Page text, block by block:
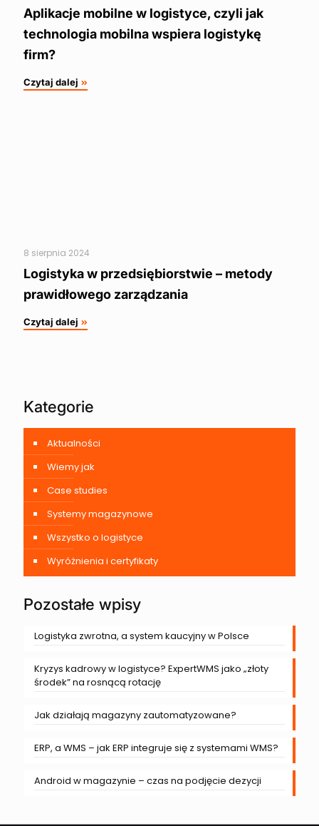
Aplikacje mobilne w logistyce, czyli jak
technologia mobilna wspiera logistykę
firm?
Czytaj dalej
8 sierpnia 2024
Logistyka w przedsiębiorstwie – metody
prawidłowego zarządzania
Czytaj dalej
Kategorie
Aktualności
Wiemy jak
Case studies
Systemy magazynowe
Wszystko o logistyce
Wyróżnienia i certyfikaty
Pozostałe wpisy
Logistyka zwrotna, a system kaucyjny w Polsce
Kryzys kadrowy w logistyce? ExpertWMS jako „złoty
środek” na rosnącą rotację
Jak działają magazyny zautomatyzowane?
ERP, a WMS – jak ERP integruje się z systemami WMS?
Android w magazynie – czas na podjęcie dezycji